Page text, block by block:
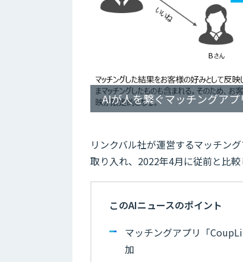
AIが人を繋ぐマッチングアプ
リンクバル社が運営するマッチン
取り入れ、2022年4月に従前と比
このAIニュースのポイント
マッチングアプリ「
加